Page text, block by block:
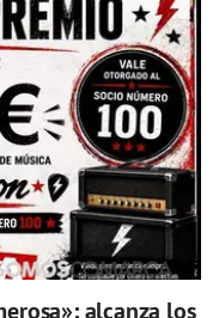
alcanza los